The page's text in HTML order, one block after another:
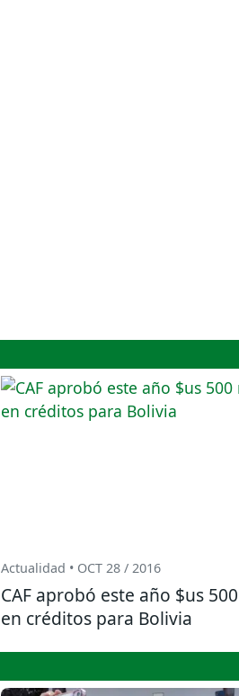
Actualidad • OCT 28 / 2016
CAF aprobó este año $us
en créditos para Bolivia